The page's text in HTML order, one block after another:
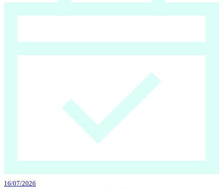
16/07/2026